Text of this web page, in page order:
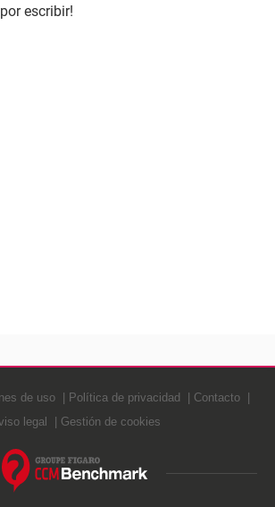
escribir!
de uso Política de privacidad
Contacto
legal
Gestión de cookies